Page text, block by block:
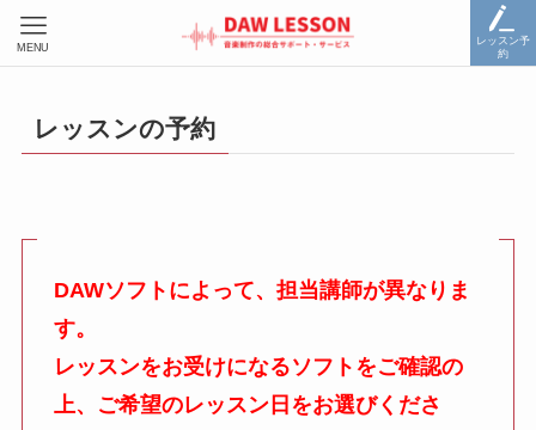
レッスン予
約
MENU
レッスンの予約
DAWソフトによって、担当講師が異なりま
す。
レッスンをお受けになるソフトをご確認の
上、ご希望のレッスン日をお選びくださ